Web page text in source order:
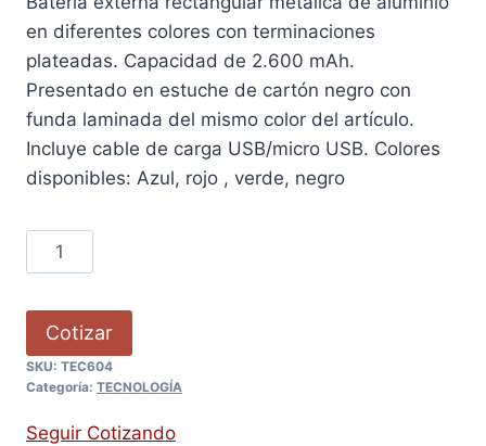
en diferentes colores con terminaciones
plateadas. Capacidad de 2.600 mAh.
Presentado en estuche de cartón negro con
funda laminada del mismo color del artículo.
Incluye cable de carga USB/micro USB. Colores
disponibles: Azul, rojo , verde, negro
Cotizar
SKU: TEC604
Categoría: TECNOLOGÍA
Seguir Cotizando